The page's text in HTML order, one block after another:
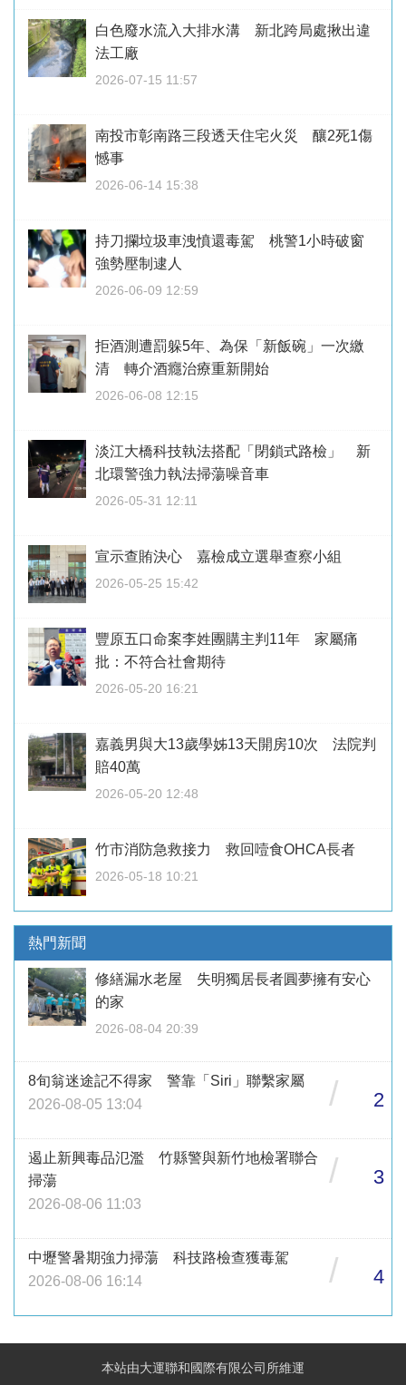
白色廢水流入大排水溝 新北跨局處揪出違
法工廠
2026-07-15 11:57
南投市彰南路三段透天住宅火災 釀2死1傷
憾事
2026-06-14 15:38
持刀攔垃圾車洩憤還毒駕 桃警1小時破窗
強勢壓制逮人
2026-06-09 12:59
拒酒測遭罰躲5年、為保「新飯碗」一次繳
清 轉介酒癮治療重新開始
2026-06-08 12:15
淡江大橋科技執法搭配「閉鎖式路檢」 新
北環警強力執法掃蕩噪音車
2026-05-31 12:11
宣示查賄決心 嘉檢成立選舉查察小組
2026-05-25 15:42
豐原五口命案李姓團購主判11年 家屬痛
批：不符合社會期待
2026-05-20 16:21
嘉義男與大13歲學姊13天開房10次 法院判
賠40萬
2026-05-20 12:48
竹市消防急救接力 救回噎食OHCA長者
2026-05-18 10:21
熱門新聞
修繕漏水老屋 失明獨居長者圓夢擁有安心
的家
2026-08-04 20:39
8旬翁迷途記不得家 警靠「Siri」聯繫家屬
2026-08-05 13:04
/ 2
遏止新興毒品氾濫 竹縣警與新竹地檢署聯合
掃蕩
2026-08-06 11:03
/ 3
中壢警暑期強力掃蕩 科技路檢查獲毒駕
2026-08-06 16:14
/ 4
本站由大運聯和國際有限公司所維運